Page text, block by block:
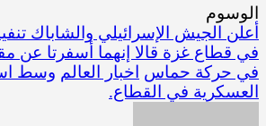
الوسوم
أعلن الجيش الإسرائيلي والشاباك
في قطاع غزة قالا إنهما أسفرتا عن
في حركة حماس اخبار العالم وسط
العسكرية في القطاع.